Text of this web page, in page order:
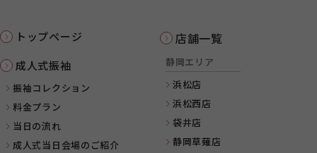
トップページ
成人式振袖
振袖コレクション
料金プラン
当日の流れ
成人式当日会場のご紹介
店舗一覧
静岡エリア
浜松店
浜松西店
袋井店
静岡草薙店